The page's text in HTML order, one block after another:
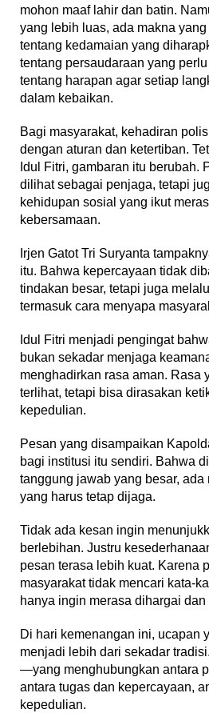
mohon maaf lahir dan batin.
yang lebih luas, ada makna
tentang kedamaian yang
tentang persaudaraan yang
tentang harapan agar setiap
dalam kebaikan.
Bagi masyarakat, kehadiran
dengan aturan dan ketertiban.
Idul Fitri, gambaran itu berubah.
dilihat sebagai penjaga, tetapi
kehidupan sosial yang ikut
kebersamaan.
Irjen Gatot Tri Suryanta
itu. Bahwa kepercayaan tidak
tindakan besar, tetapi juga
termasuk cara menyapa
Idul Fitri menjadi pengingat
bukan sekadar menjaga
menghadirkan rasa aman. Rasa
terlihat, tetapi bisa dirasakan
kepedulian.
Pesan yang disampaikan
bagi institusi itu sendiri. Bahwa
tanggung jawab yang besar,
yang harus tetap dijaga.
Tidak ada kesan ingin
berlebihan. Justru
pesan terasa lebih kuat. Karena
masyarakat tidak mencari kata-
hanya ingin merasa dihargai
Di hari kemenangan ini, ucapan
menjadi lebih dari sekadar
—yang menghubungkan antara
antara tugas dan kepercayaan,
kepedulian.